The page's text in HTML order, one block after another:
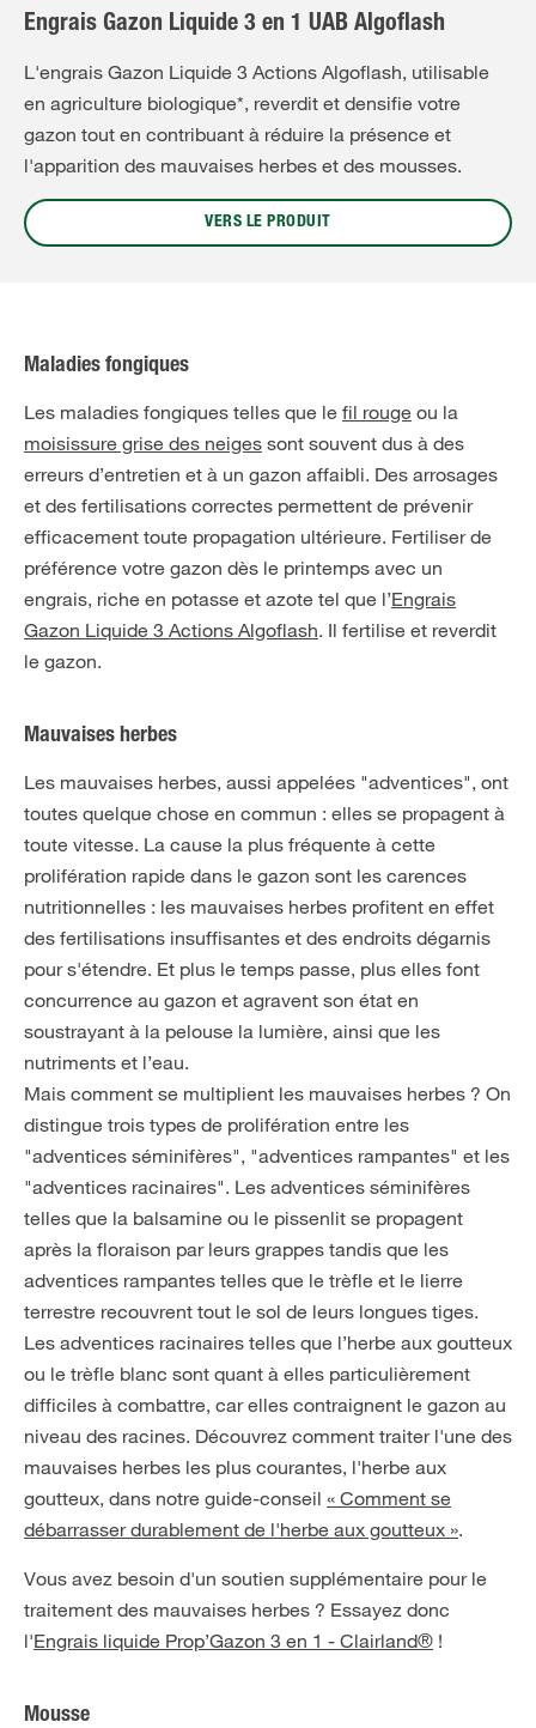
Engrais Gazon Liquide 3 en 1 UAB Algoflash
L'engrais Gazon Liquide 3 Actions Algoflash, utilisable
en agriculture biologique*, reverdit et densifie votre
gazon tout en contribuant à réduire la présence et
l'apparition des mauvaises herbes et des mousses.
VERS LE PRODUIT
Maladies fongiques
Les maladies fongiques telles que le fil rouge ou la
moisissure grise des neiges sont souvent dus à des
erreurs d’entretien et à un gazon affaibli. Des arrosages
et des fertilisations correctes permettent de prévenir
efficacement toute propagation ultérieure. Fertiliser de
préférence votre gazon dès le printemps avec un
engrais, riche en potasse et azote tel que l’Engrais
Gazon Liquide 3 Actions Algoflash. Il fertilise et reverdit
le gazon.
Mauvaises herbes
Les mauvaises herbes, aussi appelées "adventices", ont
toutes quelque chose en commun : elles se propagent à
toute vitesse. La cause la plus fréquente à cette
prolifération rapide dans le gazon sont les carences
nutritionnelles : les mauvaises herbes profitent en effet
des fertilisations insuffisantes et des endroits dégarnis
pour s'étendre. Et plus le temps passe, plus elles font
concurrence au gazon et agravent son état en
soustrayant à la pelouse la lumière, ainsi que les
nutriments et l’eau.
Mais comment se multiplient les mauvaises herbes ? On
distingue trois types de prolifération entre les
"adventices séminifères", "adventices rampantes" et les
"adventices racinaires". Les adventices séminifères
telles que la balsamine ou le pissenlit se propagent
après la floraison par leurs grappes tandis que les
adventices rampantes telles que le trèfle et le lierre
terrestre recouvrent tout le sol de leurs longues tiges.
Les adventices racinaires telles que l’herbe aux goutteux
ou le trèfle blanc sont quant à elles particulièrement
difficiles à combattre, car elles contraignent le gazon au
niveau des racines. Découvrez comment traiter l'une des
mauvaises herbes les plus courantes, l'herbe aux
goutteux, dans notre guide-conseil « Comment se
débarrasser durablement de l'herbe aux goutteux ».
Vous avez besoin d'un soutien supplémentaire pour le
traitement des mauvaises herbes ? Essayez donc
l'Engrais liquide Prop’Gazon 3 en 1 - Clairland® !
Mousse